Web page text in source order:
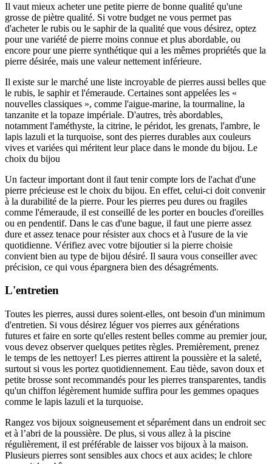
Il vaut mieux acheter une petite pierre de bonne qualité qu'une
grosse de piètre qualité. Si votre budget ne vous permet pas
d'acheter le rubis ou le saphir de la qualité que vous désirez, optez
pour une variété de pierre moins connue et plus abordable, ou
encore pour une pierre synthétique qui a les mêmes propriétés que la
pierre désirée, mais une valeur nettement inférieure.
Il existe sur le marché une liste incroyable de pierres aussi belles que
le rubis, le saphir et l'émeraude. Certaines sont appelées les «
nouvelles classiques », comme l'aigue-marine, la tourmaline, la
tanzanite et la topaze impériale. D'autres, très abordables,
notamment l'améthyste, la citrine, le péridot, les grenats, l'ambre, le
lapis lazuli et la turquoise, sont des pierres durables aux couleurs
vives et variées qui méritent leur place dans le monde du bijou. Le
choix du bijou
Un facteur important dont il faut tenir compte lors de l'achat d'une
pierre précieuse est le choix du bijou. En effet, celui-ci doit convenir
à la durabilité de la pierre. Pour les pierres peu dures ou fragiles
comme l'émeraude, il est conseillé de les porter en boucles d'oreilles
ou en pendentif. Dans le cas d'une bague, il faut une pierre assez
dure et assez tenace pour résister aux chocs et à l'usure de la vie
quotidienne. Vérifiez avec votre bijoutier si la pierre choisie
convient bien au type de bijou désiré. Il saura vous conseiller avec
précision, ce qui vous épargnera bien des désagréments.
L'entretien
Toutes les pierres, aussi dures soient-elles, ont besoin d'un minimum
d'entretien. Si vous désirez léguer vos pierres aux générations
futures et faire en sorte qu'elles restent belles comme au premier jour,
vous devez observer quelques petites règles. Premièrement, prenez
le temps de les nettoyer! Les pierres attirent la poussière et la saleté,
surtout si vous les portez quotidiennement. Eau tiède, savon doux et
petite brosse sont recommandés pour les pierres transparentes, tandis
qu'un chiffon légèrement humide suffira pour les gemmes opaques
comme le lapis lazuli et la turquoise.
Rangez vos bijoux soigneusement et séparément dans un endroit sec
et à l’abri de la poussière. De plus, si vous allez à la piscine
régulièrement, il est préférable de laisser vos bijoux à la maison.
Plusieurs pierres sont sensibles aux chocs et aux acides; le chlore